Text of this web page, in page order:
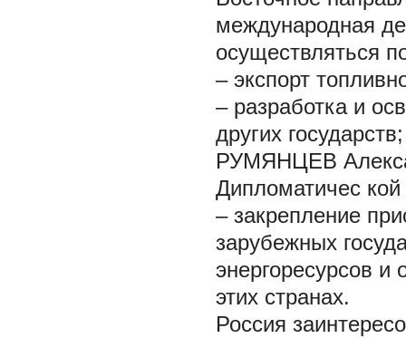
международная
осуществляться
– экспорт
– разработка и
других государств;
РУМЯНЦЕВ
Дипломатичес
– закрепление
зарубежных
энергоресурсов и
этих странах.
Россия